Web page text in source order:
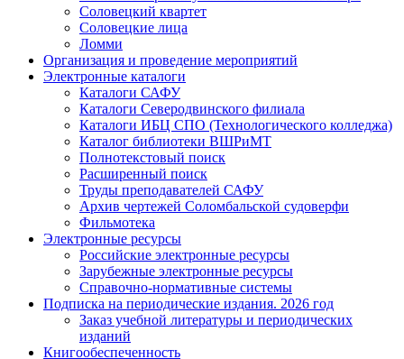
Соловецкий квартет
Соловецкие лица
Ломми
Организация и проведение мероприятий
Электронные каталоги
Каталоги САФУ
Каталоги Северодвинского филиала
Каталоги ИБЦ СПО (Технологического колледжа)
Каталог библиотеки ВШРиМТ
Полнотекстовый поиск
Расширенный поиск
Труды преподавателей САФУ
Архив чертежей Соломбальской судоверфи
Фильмотека
Электронные ресурсы
Российские электронные ресурсы
Зарубежные электронные ресурсы
Справочно-нормативные системы
Подписка на периодические издания. 2026 год
Заказ учебной литературы и периодических
изданий
Книгообеспеченность